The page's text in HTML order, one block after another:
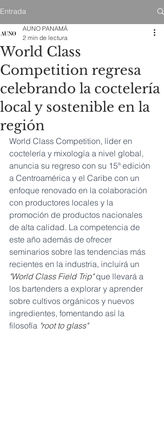
Entrada
World Class
Competition regresa
celebrando la coctelería
local y sostenible en la
región
AUNO PANAMÁ
2 min de lectura
World Class Competition, líder en
coctelería y mixología a nivel global,
anuncia su regreso con su 15ª edición
a Centroamérica y el Caribe con un
enfoque renovado en la colaboración
con productores locales y la
promoción de productos nacionales
de alta calidad. La competencia de
este año además de ofrecer
seminarios sobre las tendencias más
recientes en la industria, incluirá un
"World Class Field Trip" que llevará a
los bartenders a explorar y aprender
sobre cultivos orgánicos y nuevos
ingredientes, fomentando así la
filosofía "root to glass"